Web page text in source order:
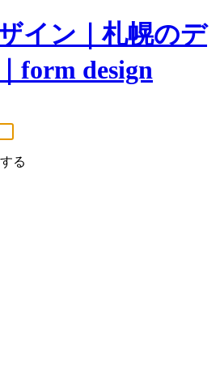
イン｜札幌のデ
form design
る